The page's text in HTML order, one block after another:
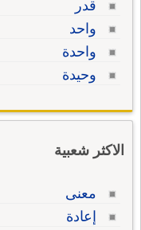
قدر
واحد
واحدة
وحيدة
الاكثر شعبية
معنى
إعادة